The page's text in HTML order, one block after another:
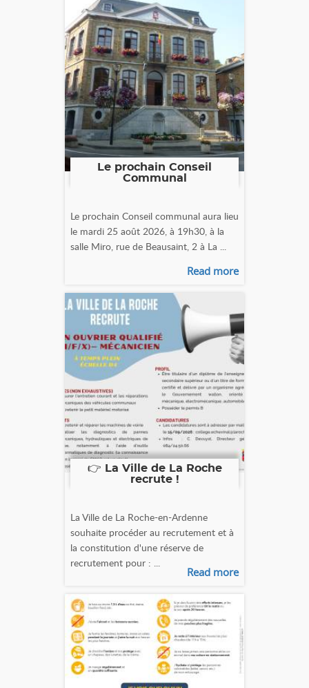
Le prochain Conseil
Communal
Le prochain Conseil communal aura lieu
le mardi 25 août 2026, à 19h30, à la
salle Miro, rue de Beausaint, 2 à La ...
Read more
👉 La Ville de La Roche
recrute !
La Ville de La Roche-en-Ardenne
souhaite procéder au recrutement et à
la constitution d'une réserve de
recrutement pour : ...
Read more